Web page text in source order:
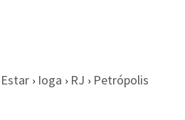
› Ioga › RJ › Petrópolis